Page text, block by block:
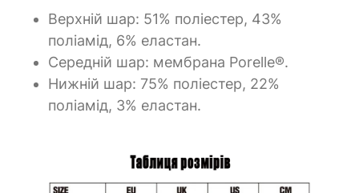
Верхній шар: 51% поліестер, 43%
поліамід, 6% еластан.
Середній шар: мембрана Porelle®.
Нижній шар: 75% поліестер, 22%
поліамід, 3% еластан.